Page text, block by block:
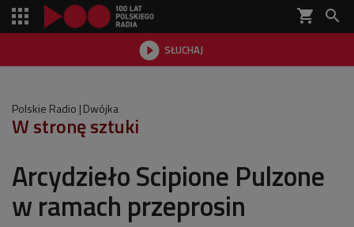
shopping_cart 
 SŁUCHAJ

Polskie Radio Dwójka
W stronę sztuki
Arcydzieło Scipione Pulzone
w ramach przeprosin